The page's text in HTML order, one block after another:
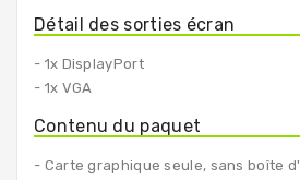
Détail des sorties écran
- 1x DisplayPort
- 1x VGA
Contenu du paquet
- Carte graphique seule, sans boîte